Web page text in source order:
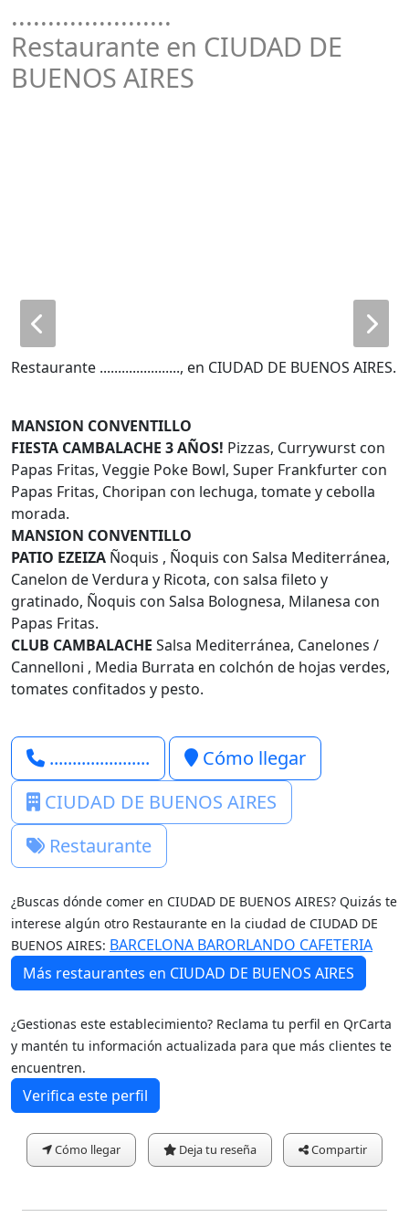
......................
Restaurante en CIUDAD DE
BUENOS AIRES
Restaurante ......................, en CIUDAD DE BUENOS AIRES.
MANSION CONVENTILLO
FIESTA CAMBALACHE 3 AÑOS! Pizzas, Currywurst con
Papas Fritas, Veggie Poke Bowl, Super Frankfurter con
Papas Fritas, Choripan con lechuga, tomate y cebolla
morada.
MANSION CONVENTILLO
PATIO EZEIZA Ñoquis , Ñoquis con Salsa Mediterránea,
Canelon de Verdura y Ricota, con salsa fileto y
gratinado, Ñoquis con Salsa Bolognesa, Milanesa con
Papas Fritas.
CLUB CAMBALACHE Salsa Mediterránea, Canelones /
Cannelloni , Media Burrata en colchón de hojas verdes,
tomates confitados y pesto.
......................
Cómo llegar
CIUDAD DE BUENOS AIRES
Restaurante
¿Buscas dónde comer en CIUDAD DE BUENOS AIRES? Quizás te
interese algún otro Restaurante en la ciudad de CIUDAD DE
BUENOS AIRES: BARCELONA BARORLANDO CAFETERIA
Más restaurantes en CIUDAD DE BUENOS AIRES
¿Gestionas este establecimiento? Reclama tu perfil en QrCarta
y mantén tu información actualizada para que más clientes te
encuentren.
Verifica este perfil
Cómo llegar Deja tu reseña Compartir